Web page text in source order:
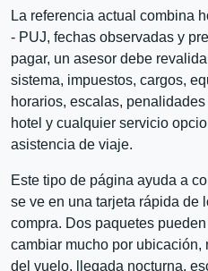
La referencia actual combina
- PUJ, fechas observadas y
pagar, un asesor debe
sistema, impuestos, cargos,
horarios, escalas,
hotel y cualquier servicio
asistencia de viaje.
Este tipo de página ayuda a
se ve en una tarjeta rápida de
compra. Dos paquetes
cambiar mucho por ubicación,
del vuelo, llegada nocturna,